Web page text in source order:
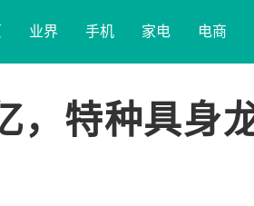
业界 手机 家电 电商
，特种具身